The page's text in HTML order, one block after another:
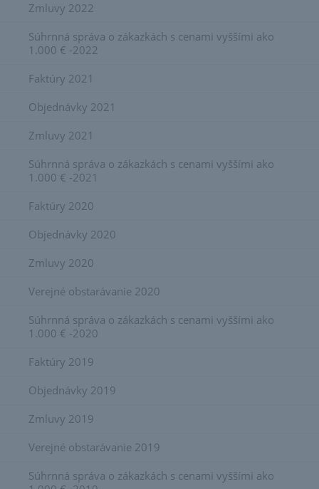
Zmluvy 2022
Súhrnná správa o zákazkách s cenami vyššími ako
1.000 € -2022
Faktúry 2021
Objednávky 2021
Zmluvy 2021
Súhrnná správa o zákazkách s cenami vyššími ako
1.000 € -2021
Faktúry 2020
Objednávky 2020
Zmluvy 2020
Verejné obstarávanie 2020
Súhrnná správa o zákazkách s cenami vyššími ako
1.000 € -2020
Faktúry 2019
Objednávky 2019
Zmluvy 2019
Verejné obstarávanie 2019
Súhrnná správa o zákazkách s cenami vyššími ako